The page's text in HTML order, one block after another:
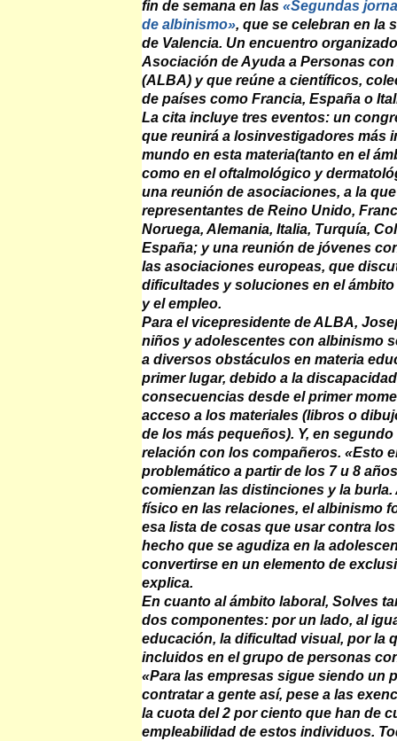
fin de semana en las «Segundas
de albinismo», que se celebran en la
de Valencia. Un encuentro
Asociación de Ayuda a Personas
(ALBA) y que reúne a científicos,
de países como Francia, España o
La cita incluye tres eventos: un
que reunirá a losinvestigadores más
mundo en esta materia(tanto en el
como en el oftalmológico y
una reunión de asociaciones, a la
representantes de Reino Unido,
Noruega, Alemania, Italia, Turquía,
España; y una reunión de jóvenes
las asociaciones europeas, que
dificultades y soluciones en el
y el empleo.
Para el vicepresidente de ALBA,
niños y adolescentes con albinismo
a diversos obstáculos en materia
primer lugar, debido a la
consecuencias desde el primer
acceso a los materiales (libros o
de los más pequeños). Y, en
relación con los compañeros. «Esto
problemático a partir de los 7 u 8
comienzan las distinciones y la burla.
físico en las relaciones, el albinismo
esa lista de cosas que usar contra
hecho que se agudiza en la
convertirse en un elemento de
explica.
En cuanto al ámbito laboral, Solves
dos componentes: por un lado, al
educación, la dificultad visual, por la
incluidos en el grupo de personas
«Para las empresas sigue siendo un
contratar a gente así, pese a las
la cuota del 2 por ciento que han de
empleabilidad de estos individuos.